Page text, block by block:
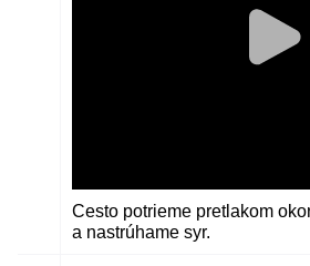
Cesto potrieme pretlakom
a nastrúhame syr.